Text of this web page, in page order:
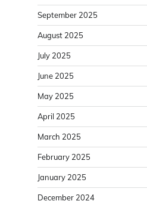
September 2025
August 2025
July 2025
June 2025
May 2025
April 2025
March 2025
February 2025
January 2025
December 2024